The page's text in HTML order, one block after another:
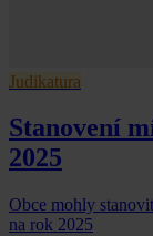
Judikatura
Stanovení
2025
Obce mohly
na rok 2025